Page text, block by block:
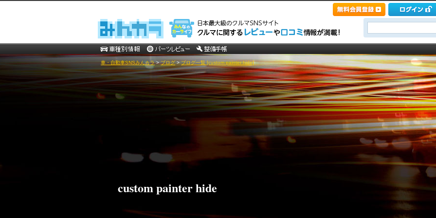
車・自動車SNSみんカラ>ブログ>ブログ一覧 [custom painter hide]
custom painter hide